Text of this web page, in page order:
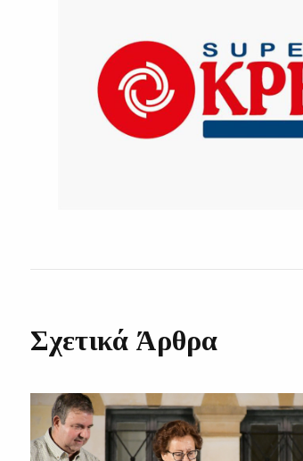
Σχετικά Άρθρα